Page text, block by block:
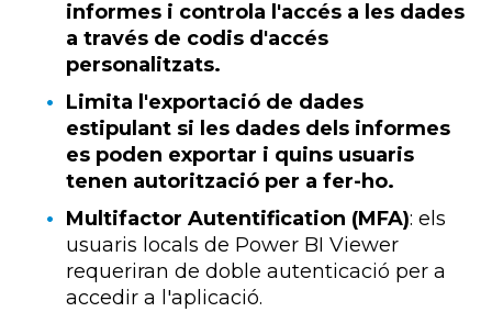
informes i controla l'accés a les dades
a través de codis d'accés
personalitzats.
Limita l'exportació de dades
estipulant si les dades dels informes
es poden exportar i quins usuaris
tenen autorització per a fer-ho.
Multifactor Autentification (MFA): els
usuaris locals de Power BI Viewer
requeriran de doble autenticació per a
accedir a l'aplicació.